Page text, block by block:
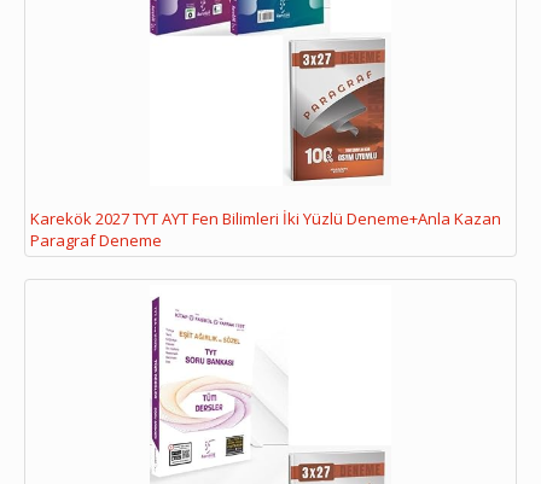
Karekök 2027 TYT AYT Fen Bilimleri İki Yüzlü Deneme+Anla Kazan
Paragraf Deneme